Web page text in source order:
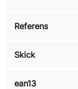
Referens
Skick
ean13